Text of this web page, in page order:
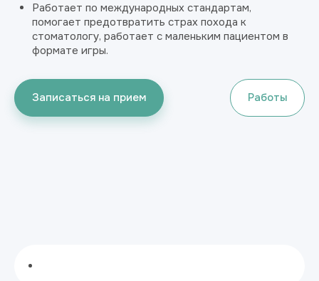
Работает по международных стандартам,
помогает предотвратить страх похода к
стоматологу, работает с маленьким пациентом в
формате игры.
Записаться на прием Работы